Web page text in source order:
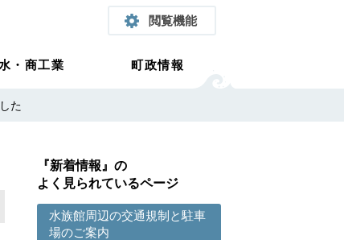
閲覧機能
・商工業 町政情報
た
『新着情報』の
よく見られているページ
水族館周辺の交通規制と駐車
場のご案内